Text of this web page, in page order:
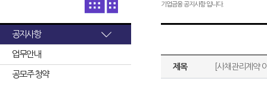
공지사항
업무안내
공모주 청약
기업금융 공지사항 입니다.
제목 [사채관리계약